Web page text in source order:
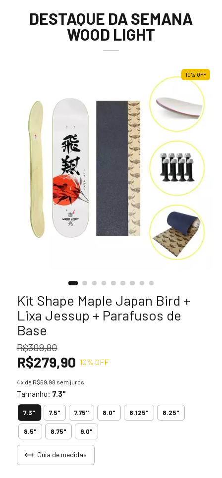
DESTAQUE DA SEMANA
WOOD LIGHT
10% OFF
Kit Shape Maple Japan Bird +
Lixa Jessup + Parafusos de
Base
R$309,90
R$279,90 10% OFF
4x de R$69,98 sem juros
Tamanho: 7.3"
7.3" 7.5" 7.75'' 8.0" 8.125" 8.25"
8.5" 8.75" 9.0"
Guia de medidas